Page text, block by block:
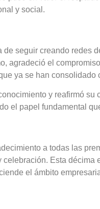
y social.
seguir creando redes
agradeció el
ya se han consolidado
y reafirmó
el papel fundamental
a todas las
Esta
el ámbito